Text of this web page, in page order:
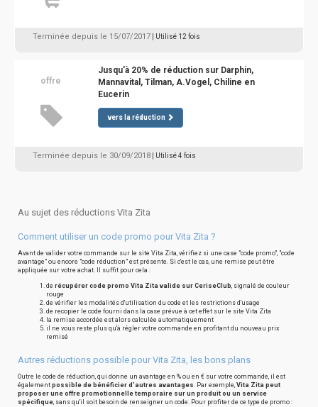
Terminée depuis le 15/07/2017 | Utilisé 12 fois
offre
Jusqu'à 20% de réduction sur Darphin,
Mannavital, Tilman, A.Vogel, Chiline en
Eucerin
vers la réduction
Terminée depuis le 30/09/2018 | Utilisé 4 fois
Au sujet des réductions Vita Zita
Comment utiliser un code promo pour Vita Zita ?
Avant de valider votre commande sur le site Vita Zita, vérifiez si une case "code promo", "code
avantage" ou encore "code réduction" est présente. Si c'est le cas, une remise peut être
appliquée sur votre achat. Il suffit pour cela :
de récupérer code promo Vita Zita valide sur CeriseClub, signalé de couleur
rouge
de vérifier les modalités d'utilisation du code et les restrictions d'usage
de recopier le code fourni dans la case prévue à cet effet sur le site Vita Zita
la remise accordée est alors calculée automatiquement
il ne vous reste plus qu'à régler votre commande en profitant du nouveau prix
remisé
Autres réductions possible pour Vita Zita, les bons plans
Outre le code de réduction, qui donne un avantage en % ou en € sur votre commande, il est
également possible de bénéficier d'autres avantages. Par exemple, Vita Zita peut
proposer une offre promotionnelle temporaire sur un produit ou un service
spécifique, sans qu'il soit besoin de renseigner un code. Pour profiter de ce type de promo :